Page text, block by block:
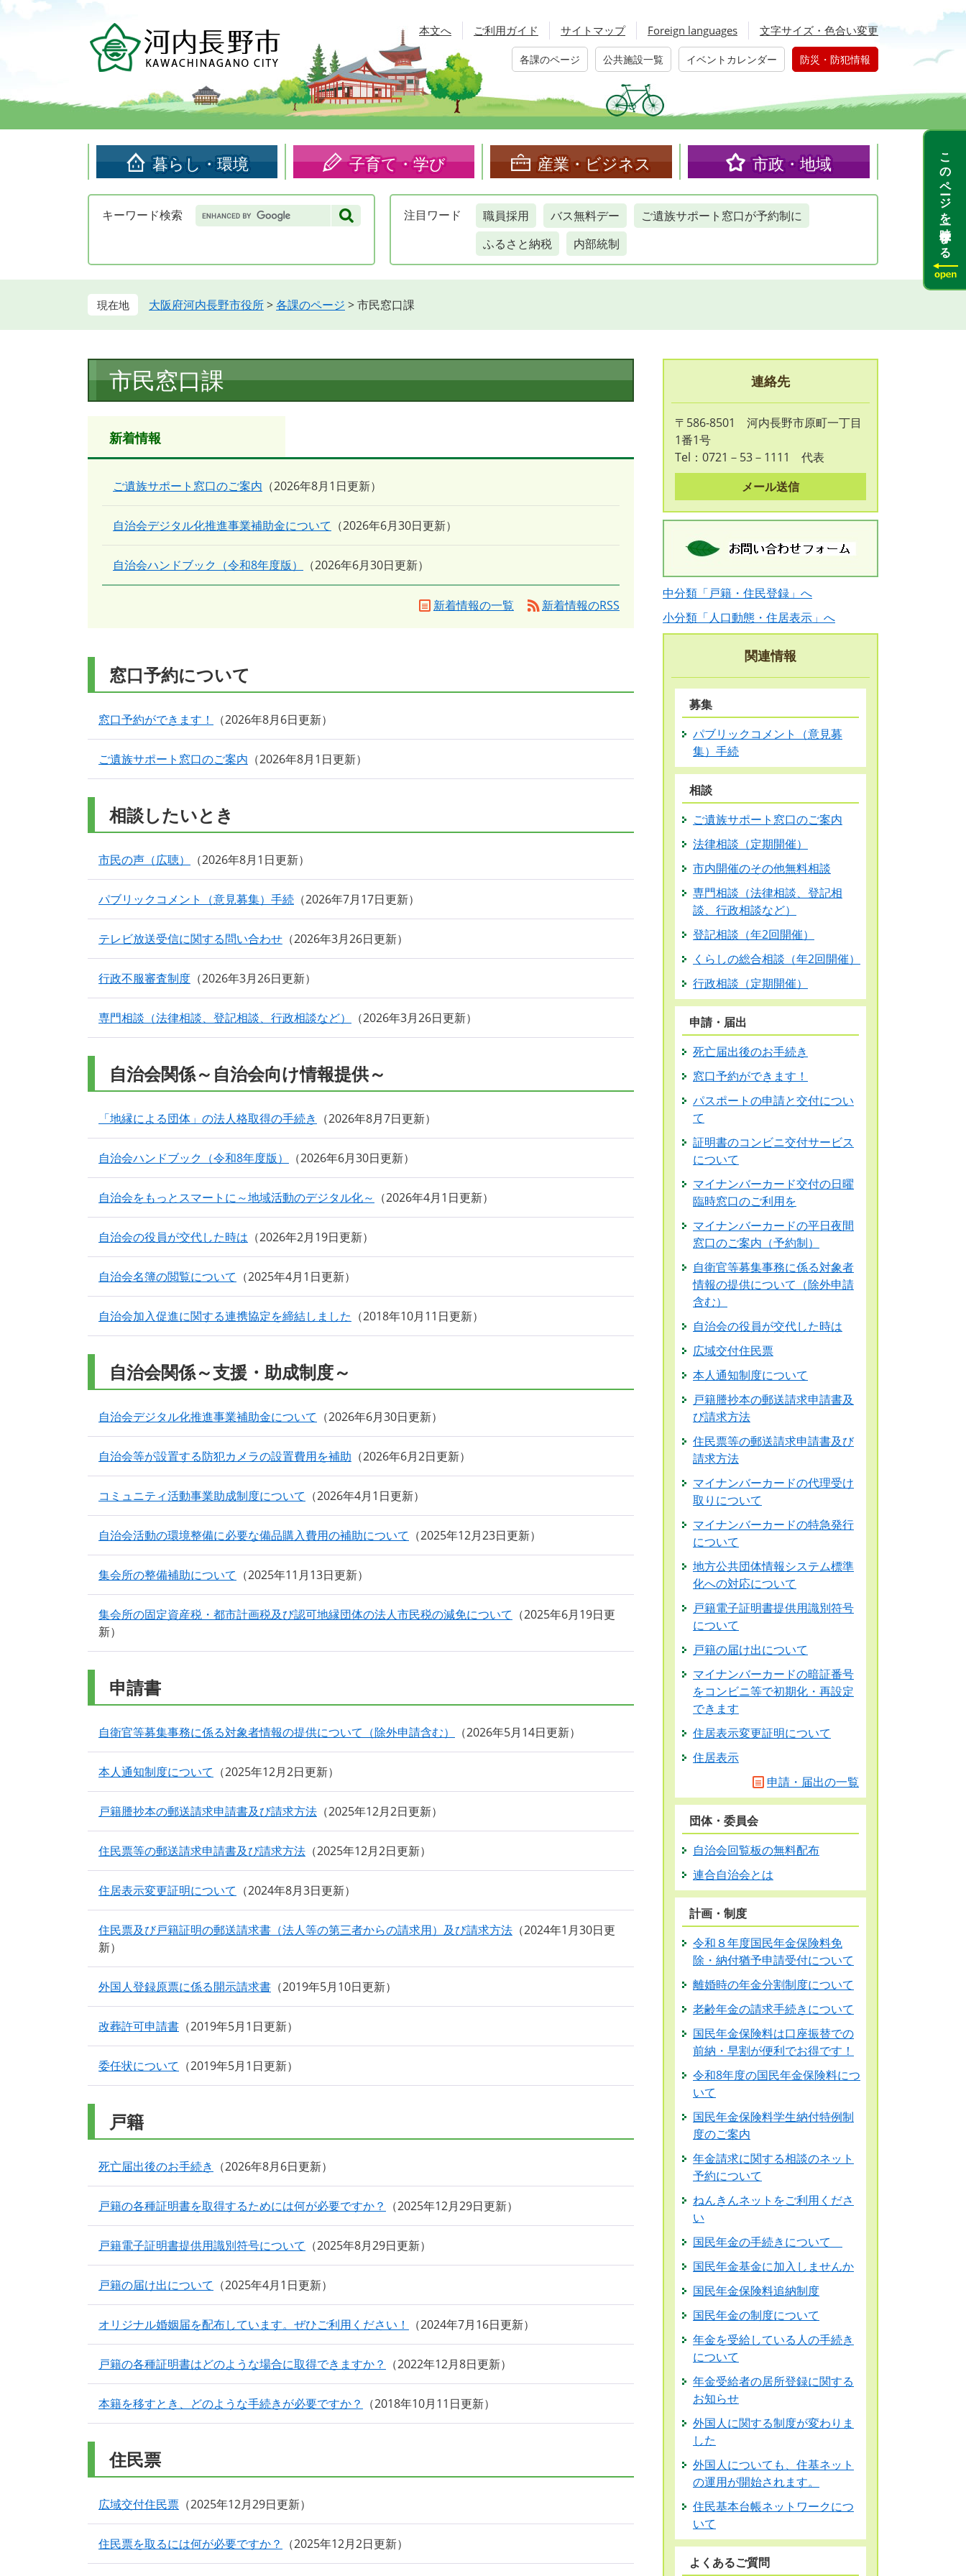
頭
す。
飛
し
本文へ ご利用ガイド サイトマップ Foreign languages 文字サイズ・色合い変更
各課のページ 公共施設一覧 イベントカレンダー 防災・防犯情報
暮らし・環境 子育て・学び 産業・ビジネス 市政・地域
キーワード検索 Google
カ
検
注目 ワード 職員採用 バス無料デー
ご遺族サポート窓口が予約制に
ふるさと納税
内部統制
大阪府河内長野市役所>各課のページ >市民窓口課
文
市民窓口課
新着情報
ご遺族サポート窓口のご案内 2026年8月1日更新
自治会デジタル化推進事業補助金について 2026年6月30日更新
自治会ハンドブック（令和8年度版） 2026年6月30日更新
新着情報の一覧 新着情報のRSS
窓口予約について
窓口予約ができます！ 2026年8月6日更新
ご遺族サポート窓口のご案内 2026年8月1日更新
相談したいとき
市民の声（広聴） 2026年8月1日更新
パブリックコメント（意見募集）手続 2026年7月17日更新
テレビ放送受信に関する問い合わせ 2026年3月26日更新
行政不服審査制度 2026年3月26日更新
専門相談（法律相談、登記相談、行政相談など） 2026年3月26日更新
自治会関係～自治会向け情報提供～
「地縁による団体」の法人格取得の手続き 2026年8月7日更新
自治会ハンドブック（令和8年度版） 2026年6月30日更新
自治会をもっとスマートに～地域活動のデジタル化～ 2026年4月1日更新
自治会の役員が交代した時は 2026年2月19日更新
自治会名簿の閲覧について 2025年4月1日更新
自治会加入促進に関する連携協定を締結しました 2018年10月11日更新
自治会関係～支援・助成制度～
自治会デジタル化推進事業補助金について 2026年6月30日更新
自治会等が設置する防犯カメラの設置費用を補助 2026年6月2日更新
コミュニティ活動事業助成制度について 2026年4月1日更新
自治会活動の環境整備に必要な備品購入費用の補助について 2025年12月23日更新
集会所の整備補助について 2025年11月13日更新
集会所の固定資産税・都市計画税及び認可地縁団体の法人市民税の減免について
2025年6月19日更
新
申請書
自衛官等募集事務に係る対象者情報の提供について（除外申請含む） 2026年5月14日更新
本人通知制度について 2025年12月2日更新
戸籍謄抄本の郵送請求申請書及び請求方法 2025年12月2日更新
住民票等の郵送請求申請書及び請求方法 2025年12月2日更新
住居表示変更証明について 2024年8月3日更新
住民票及び戸籍証明の郵送請求書（法人等の第三者からの請求用）及び請求方法
2024年1月30日更
新
外国人登録原票に係る開示請求書 2019年5月10日更新
改葬許可申請書 2019年5月1日更新
委任状について 2019年5月1日更新
戸籍
死亡届出後のお手続き 2026年8月6日更新
戸籍の各種証明書を取得するためには何が必要ですか？ 2025年12月29日更新
戸籍電子証明書提供用識別符号について 2025年8月29日更新
戸籍の届け出について 2025年4月1日更新
オリジナル婚姻届を配布しています。ぜひご利用ください！ 2024年7月16日更新
戸籍の各種証明書はどのような場合に取得できますか？ 2022年12月8日更新
本籍を移すとき、どのような手続きが必要ですか？ 2018年10月11日更新
住民票
広域交付住民票 2025年12月29日更新
住民票を取るには何が必要ですか？ 2025年12月2日更新
連絡先
〒586-8501 河内長野市原町一丁目
1番1号
Tel：0721－53－1111
代表
メール送信
中分類「戸籍・住民登録」へ
小分類「人口動態・住居表示」へ
関連情報
募集
パブリックコメント（意見募
集）手続
相談
ご遺族サポート窓口のご案内
法律相談（定期開催）
市内開催のその他無料相談
専門相談（法律相談、登記相
談、行政相談など）
登記相談（年2回開催）
くらしの総合相談（年2回開催）
行政相談（定期開催）
申請・届出
死亡届出後のお手続き
窓口予約ができます！
パスポートの申請と交付につい
て
証明書のコンビニ交付サービス
について
マイナンバーカード交付の日曜
臨時窓口のご利用を
マイナンバーカードの平日夜間
窓口のご案内（予約制）
自衛官等募集事務に係る対象者
情報の提供について（除外申請
含む）
自治会の役員が交代した時は
広域交付住民票
本人通知制度について
戸籍謄抄本の郵送請求申請書及
び請求方法
住民票等の郵送請求申請書及び
請求方法
マイナンバーカードの代理受け
取りについて
マイナンバーカードの特急発行
について
地方公共団体情報システム標準
化への対応について
戸籍電子証明書提供用識別符号
について
戸籍の届け出について
マイナンバーカードの暗証番号
をコンビニ等で初期化・再設定
できます
住居表示変更証明について
住居表示
申請・届出の一覧
団体・委員会
自治会回覧板の無料配布
連合自治会とは
計画・制度
令和８年度国民年金保険料免
除・納付猶予申請受付について
離婚時の年金分割制度について
老齢年金の請求手続きについて
国民年金保険料は口座振替での
前納・早割が便利でお得です！
令和8年度の国民年金保険料につ
いて
国民年金保険料学生納付特例制
度のご案内
年金請求に関する相談のネット
予約について
ねんきんネットをご利用くださ
い
国民年金の手続きについて
国民年金基金に加入しませんか
国民年金保険料追納制度
国民年金の制度について
年金を受給している人の手続き
について
年金受給者の居所登録に関する
お知らせ
外国人に関する制度が変わりま
した
外国人についても、住基ネット
の運用が開始されます。
住民基本台帳ネットワークにつ
いて
よくあるご質問
このページを一時保存する